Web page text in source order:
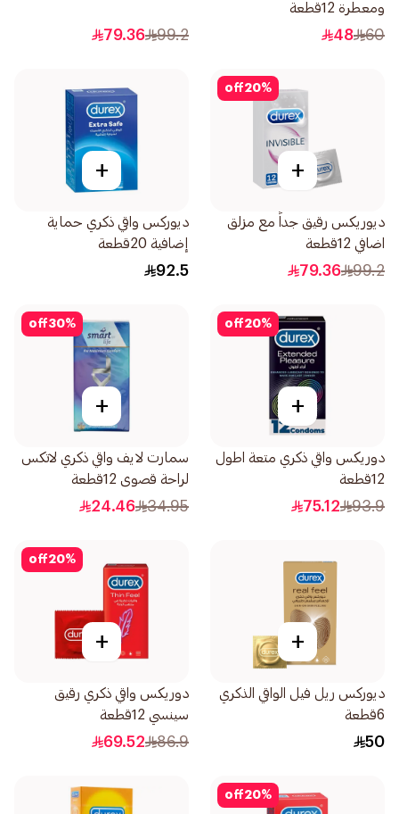
ومعطرة 12قطعة
60
48
99.2
79.36
20%
off
+
ديوريكس رقيق جداً مع مزلق
اضافي 12قطعة
99.2
79.36
+
ديوركس واقي ذكري حماية
إضافية 20قطعة
92.5
20%
off
+
دوريكس واقي ذكري متعة اطول
12قطعة
93.9
75.12
30%
off
+
سمارت لايف واقي ذكري لاتكس
لراحة قصوى 12قطعة
34.95
24.46
+
ديوركس ريل فيل الواقي الذكري
6قطعة
50
20%
off
+
دوريكس واقي ذكري رقيق
سينسي 12قطعة
86.9
69.52
20%
off